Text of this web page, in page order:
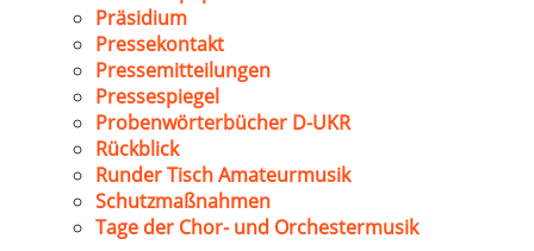
Präsidium
Pressekontakt
Pressemitteilungen
Pressespiegel
Probenwörterbücher D-UKR
Rückblick
Runder Tisch Amateurmusik
Schutzmaßnahmen
Tage der Chor- und Orchestermusik